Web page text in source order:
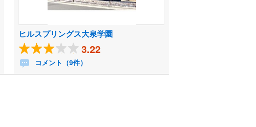
ヒルスプリングス大泉学園
3.22
コメント（9件）